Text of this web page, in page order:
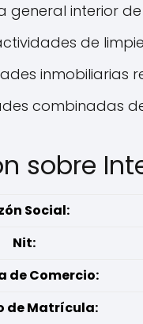
general interior
de
combinadas
sobre
Social:
Nit:
de Comercio:
de Matrícula: